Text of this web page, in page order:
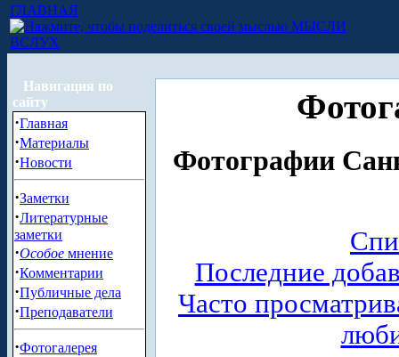
ГЛАВНАЯ
МЫСЛИ
ВСЛУХ
Навигация по
сайту
·Главная
·Материалы
·Новости
·Заметки
·Литературные
заметки
·Особое мнение
·Комментарии
·Публичные дела
·Преподаватели
·Фотогалерея
Фотографии
Последние
Часто